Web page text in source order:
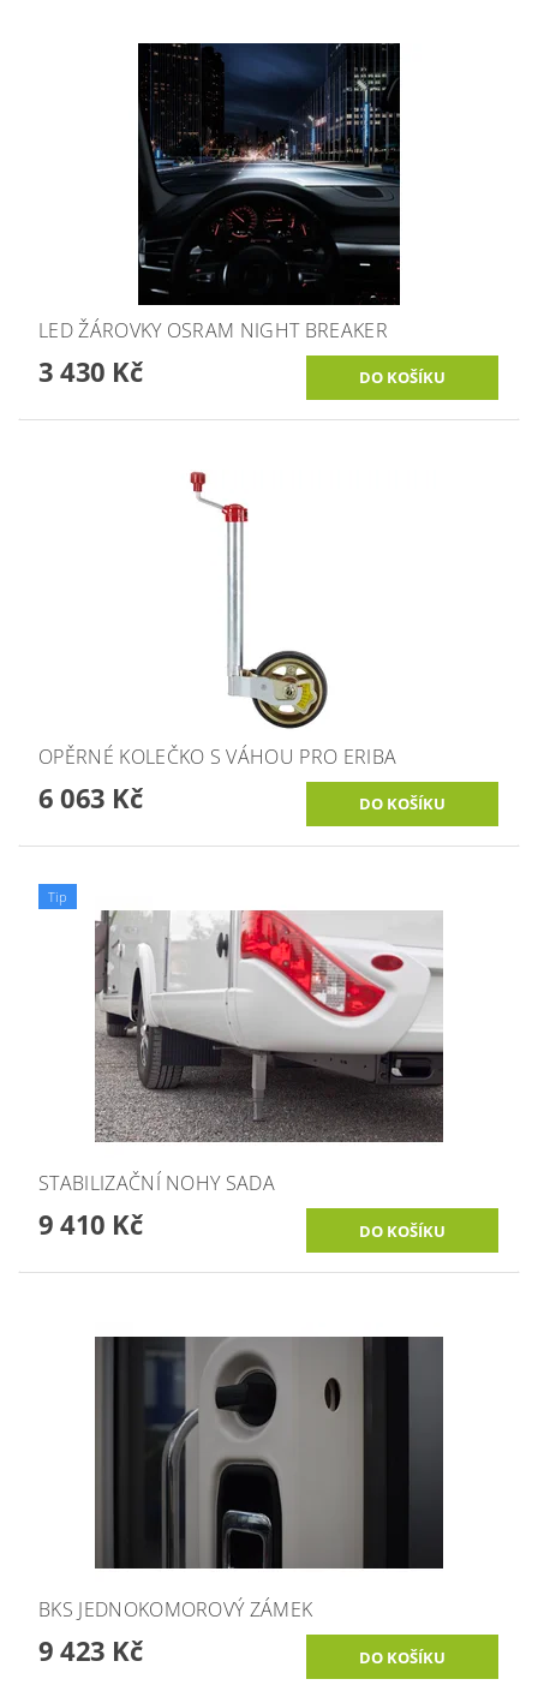
LED ŽÁROVKY OSRAM NIGHT BREAKER
3 430 Kč
OPĚRNÉ KOLEČKO S VÁHOU PRO ERIBA
6 063 Kč
Tip
STABILIZAČNÍ NOHY SADA
9 410 Kč
BKS JEDNOKOMOROVÝ ZÁMEK
9 423 Kč